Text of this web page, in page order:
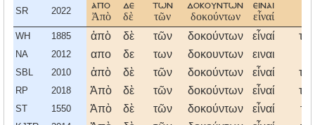
SR 2022
απο
Ἀπὸ
δε
δὲ
των
τῶν
δοκουντων
δοκούντων
ειναι
εἶναί
WH 1885 ἀπὸ δὲ τῶν δοκούντων εἶναί τι–
NA 2012 απο δε των δοκουντων ειναι
SBL 2010 ἀπὸ δὲ τῶν δοκούντων εἶναί τι–
RP 2018 Ἀπὸ δὲ τῶν δοκούντων εἶναί τι–
ST 1550 Ἀπὸ δὲ τῶν δοκούντων εἶναί τι,